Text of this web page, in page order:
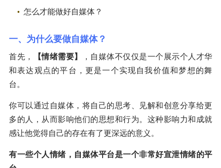
怎么才能做好自媒体？
一、为什么要做自媒体？
首先， 【情绪需要】
，自媒体不仅仅是一个展示个人才华
和表达观点的平台，更是一个实现自我价值和梦想的舞
台。
你可以通过自媒体，将自己的思考、见解和创意分享给更
多的人，从而影响他们的思想和行为。这种影响力和成就
感让他觉得自己的存在有了更深远的意义。
有一些个人情绪，自媒体平台是一个非常好宣泄情绪的平